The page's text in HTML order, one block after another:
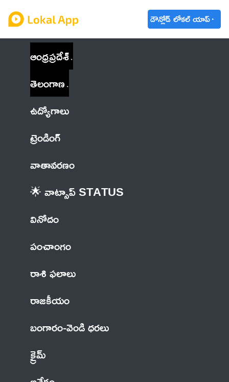
డౌన్లోడ్ లోకల్ యాప్
ఆంధ్రప్రదేశ్
తెలంగాణ
ఉద్యోగాలు
ట్రెండింగ్
వాతావరణం
🌟 వాట్సాప్ STATUS
వినోదం
పంచాంగం
రాశి ఫలాలు
రాజకీయం
బంగారం-వెండి ధరలు
క్రైమ్